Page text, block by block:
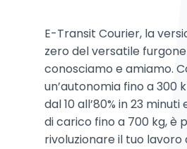
E-Transit Courier, la
zero del versatile
conosciamo e amiamo.
un’autonomia fino a 300
dal 10 all’80% in 23
di carico fino a 700 kg, è
rivoluzionare il tuo lavoro